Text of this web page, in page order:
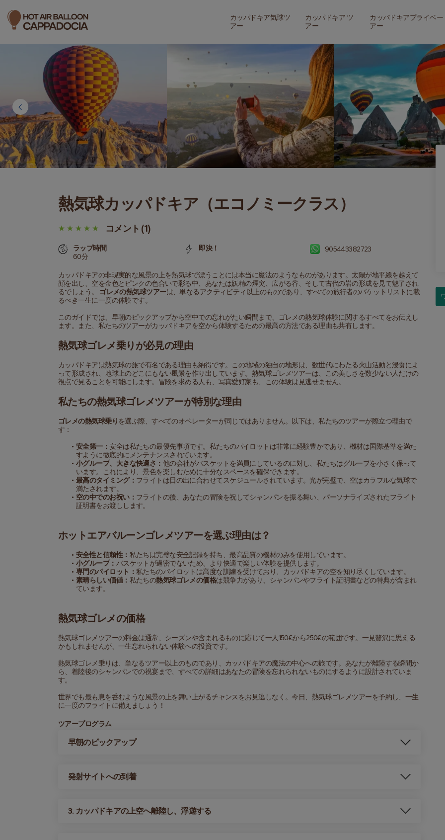
カッパドキア気球ツ
アー
カッパドキア ツ
アー
カッパドキアプライベー
アー
熱気球カッパドキア（エコノミークラス）
コメント (1)
ラップ時間
60分
即決！ 905443382723
カッパドキアの非現実的な風景の上を熱気球で漂うことには本当に魔法のようなものがあります。太陽が地平線を越えて
顔を出し、空を金色とピンクの色合いで彩る中、あなたは妖精の煙突、広がる谷、そして古代の岩の形成を見て魅了され
るでしょう。
ゴレメの熱気球ツアーは、単なるアクティビティ以上のものであり、すべての旅行者のバケットリストに載
るべき一生に一度の体験です。
このガイドでは、早朝のピックアップから空中での忘れがたい瞬間まで、ゴレメの熱気球体験に関するすべてをお伝えし
ます。また、私たちのツアーがカッパドキアを空から体験するための最高の方法である理由も共有します。
熱気球ゴレメ乗りが必見の理由
カッパドキアは熱気球の旅で有名である理由も納得です。この地域の独自の地形は、数世代にわたる火山活動と浸食によ
って形成され、地球上のどこにもない風景を作り出しています。熱気球ゴレメツアーは、この美しさを数少ない人だけの
視点で見ることを可能にします。冒険を求める人も、写真愛好家も、この体験は見逃せません。
私たちの熱気球ゴレメツアーが特別な理由
ゴレメの熱気球乗り を選ぶ際、すべてのオペレーターが同じではありません。以下は、私たちのツアーが際立つ理由で
す：
安全第一：安全は私たちの最優先事項です。私たちのパイロットは非常に経験豊かであり、機材は国際基準を満た
すように徹底的にメンテナンスされています。
小グループ、大きな快適さ： 他の会社がバスケットを満員にしているのに対し、私たちはグループを小さく保って
います。これにより、景色を楽しむために十分なスペースを確保できます。
最高のタイミング： フライトは日の出に合わせてスケジュールされています。光が完璧で、空はカラフルな気球で
満たされます。
空の中でのお祝い： フライトの後、あなたの冒険を祝してシャンパンを振る舞い、パーソナライズされたフライト
証明書をお渡しします。
ホットエアバルーンゴレメツアーを選ぶ理由は？
安全性と信頼性： 私たちは完璧な安全記録を持ち、最高品質の機材のみを使用しています。
小グループ： バスケットが過密でないため、より快適で楽しい体験を提供します。
専門のパイロット： 私たちのパイロットは高度な訓練を受けており、カッパドキアの空を知り尽くしています。
素晴らしい価値： 私たちの熱気球ゴレメの価格は競争力があり、シャンパンやフライト証明書などの特典が含まれ
ています。
熱気球ゴレメの価格
熱気球ゴレメツアーの料金は通常、シーズンや含まれるものに応じて一人150€から250€の範囲です。一見贅沢に思える
かもしれませんが、一生忘れられない体験への投資です。
熱気球ゴレメ乗りは、単なるツアー以上のものであり、カッパドキアの魔法の中心への旅です。あなたが離陸する瞬間か
ら、着陸後のシャンパンでの祝宴まで、すべての詳細はあなたの冒険を忘れられないものにするように設計されていま
す。
世界でも最も息を呑むような風景の上を舞い上がるチャンスをお見逃しなく。今日、熱気球ゴレメツアーを予約し、一生
に一度のフライトに備えましょう！
ツアープログラム
早朝のピックアップ
発射サイトへの到着
3. カッパドキアの上空へ離陸し、浮遊する